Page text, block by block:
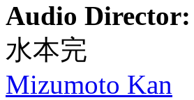
Audio Director:
水本完
Mizumoto Kan